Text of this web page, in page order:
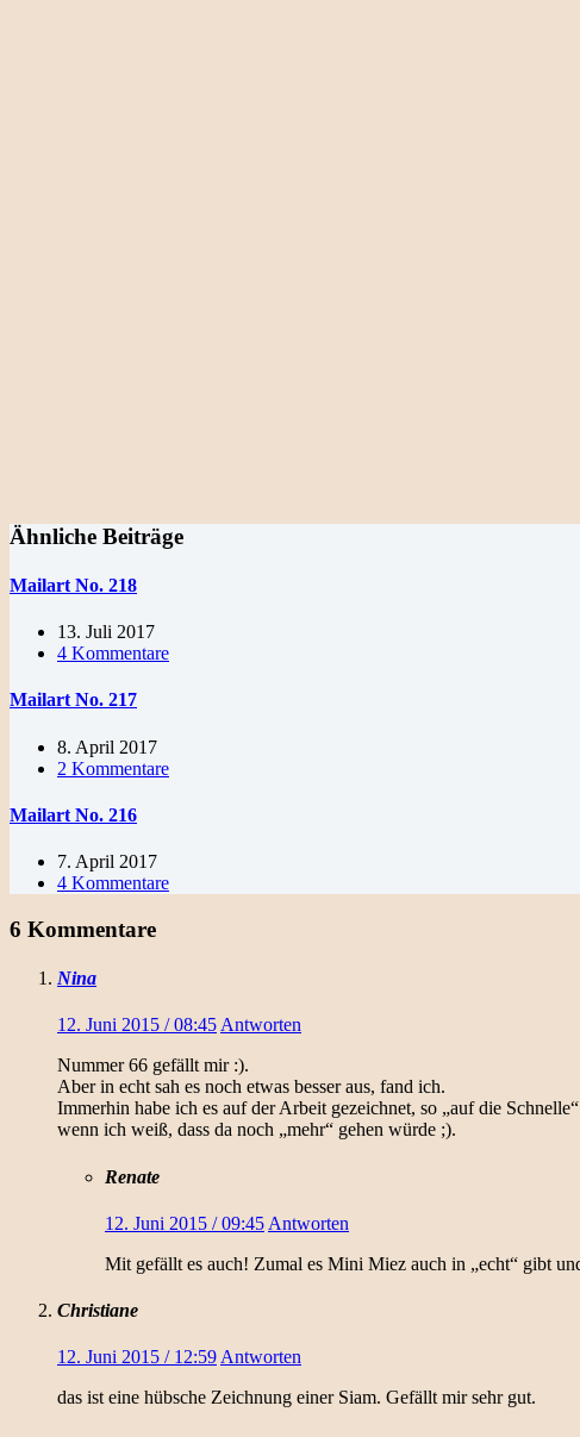
Ähnliche Beiträge
Mailart No. 218
13. Juli 2017
4 Kommentare
Mailart No. 217
8. April 2017
2 Kommentare
Mailart No. 216
7. April 2017
4 Kommentare
6 Kommentare
Nina
12. Juni 2015 / 08:45 Antworten
Nummer 66 gefällt mir :).
Aber in echt sah es noch etwas besser aus, fand ich.
Immerhin habe ich es auf der Arbeit gezeichnet, so „auf die
wenn ich weiß, dass da noch „mehr“ gehen würde ;).
Renate
12. Juni 2015 / 09:45 Antworten
Mit gefällt es auch! Zumal es Mini Miez auch in „echt“ gibt
Christiane
12. Juni 2015 / 12:59Antworten
das ist eine hübsche Zeichnung einer Siam. Gefällt mir sehr gut.